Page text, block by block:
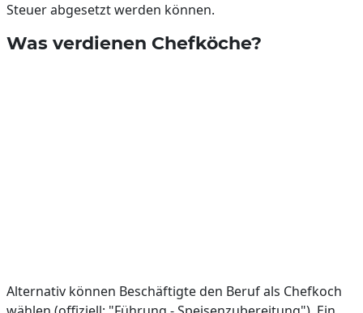
Steuer abgesetzt werden können.
Was verdienen Chefköche?
Alternativ können Beschäftigte den Beruf als Chefkoch